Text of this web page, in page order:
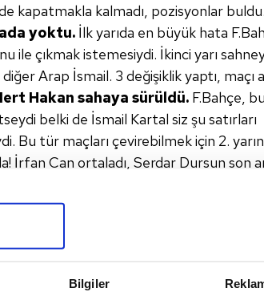
Bilgiler
kapatmakla kalmadı, pozisyonlar buldu.
yoktu. İlk yarıda en büyük hata
ile çıkmak istemesiydi. İkinci yarı
Arap İsmail. 3 değişiklik yaptı, maçı
Hakan sahaya sürüldü. F.Bahçe, bu
belki de İsmail Kartal siz şu satırları
Bu tür maçları çevirebilmek için 2.
İrfan Can ortaladı, Serdar Dursun son
Ardından Mert Hakan, çok güzel
o da iyi vurup F.Bahçe'yi öne geçirdi.
skoru pekiştirdi. Dün gecenin
Devre arasında oyuna soktuğu 3
F.Bahçe maçı kazandı. İsmail